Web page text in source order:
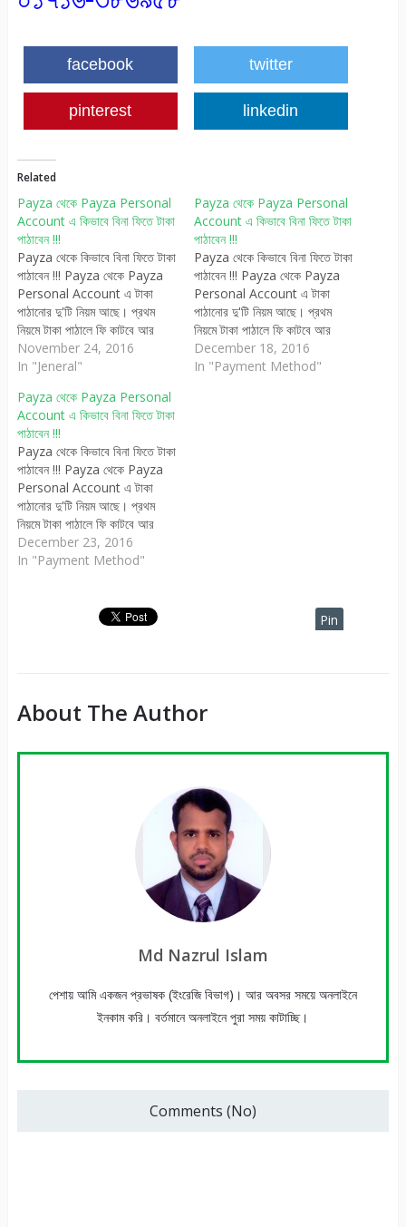
facebook twitter
pinterest linkedin
Related
Payza থেকে Payza Personal
Account এ কিভাবে বিনা ফিতে টাকা
পাঠাবেন !!!
Payza থেকে কিভাবে বিনা ফিতে টাকা
পাঠাবেন !!! Payza থেকে Payza
Personal Account এ টাকা
পাঠানোর দু'টি নিয়ম আছে। প্রথম
নিয়মে টাকা পাঠালে ফি কাটবে আর
দ্বিতীয় নিয়মে টাকা পাঠালে কোনো ফি
কাটবে না। প্রথম নিয়ম: Recipient
করলে যিনি টাকা পাবেন তাঁর টাকা
কাটবে। যিনি…
November 24, 2016
In "Jeneral"
Payza থেকে Payza Personal
Account এ কিভাবে বিনা ফিতে টাকা
পাঠাবেন !!!
Payza থেকে কিভাবে বিনা ফিতে টাকা
পাঠাবেন !!! Payza থেকে Payza
Personal Account এ টাকা
পাঠানোর দু'টি নিয়ম আছে। প্রথম
নিয়মে টাকা পাঠালে ফি কাটবে আর
দ্বিতীয় নিয়মে টাকা পাঠালে কোনো ফি
কাটবে না। প্রথম নিয়ম: Recipient
December 18, 2016
In "Payment Method"
Payza থেকে Payza Personal
Account এ কিভাবে বিনা ফিতে টাকা
পাঠাবেন !!!
Payza থেকে কিভাবে বিনা ফিতে টাকা
পাঠাবেন !!! Payza থেকে Payza
Personal Account এ টাকা
পাঠানোর দু'টি নিয়ম আছে। প্রথম
নিয়মে টাকা পাঠালে ফি কাটবে আর
দ্বিতীয় নিয়মে টাকা পাঠালে কোনো ফি
কাটবে না। প্রথম নিয়ম: Recipient
December 23, 2016
In "Payment Method"
Pin
About The Author
Md Nazrul Islam
পেশায় আমি একজন প্রভাষক (ইংরেজি বিভাগ)। আর অবসর সময়ে অনলাইনে
ইনকাম করি। বর্তমানে অনলাইনে পুরা সময় কাটাচ্ছি।
Comments (No)